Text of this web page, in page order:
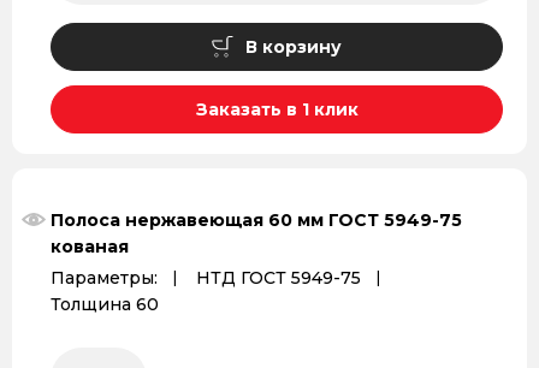
В корзину
Заказать в 1 клик
Полоса нержавеющая 60 мм ГОСТ 5949-75
кованая
Параметры:
НТД ГОСТ 5949-75
Толщина 60